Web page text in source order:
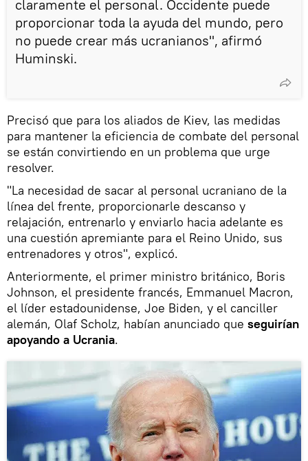
claramente el personal. Occidente puede
proporcionar toda la ayuda del mundo, pero
no puede crear más ucranianos", afirmó
Huminski.
Precisó que para los aliados de Kiev, las medidas
para mantener la eficiencia de combate del personal
se están convirtiendo en un problema que urge
resolver.
"La necesidad de sacar al personal ucraniano de la
línea del frente, proporcionarle descanso y
relajación, entrenarlo y enviarlo hacia adelante es
una cuestión apremiante para el Reino Unido, sus
entrenadores y otros", explicó.
Anteriormente, el primer ministro británico, Boris
Johnson, el presidente francés, Emmanuel Macron,
el líder estadounidense, Joe Biden, y el canciller
alemán, Olaf Scholz, habían anunciado que seguirían
apoyando a Ucrania.